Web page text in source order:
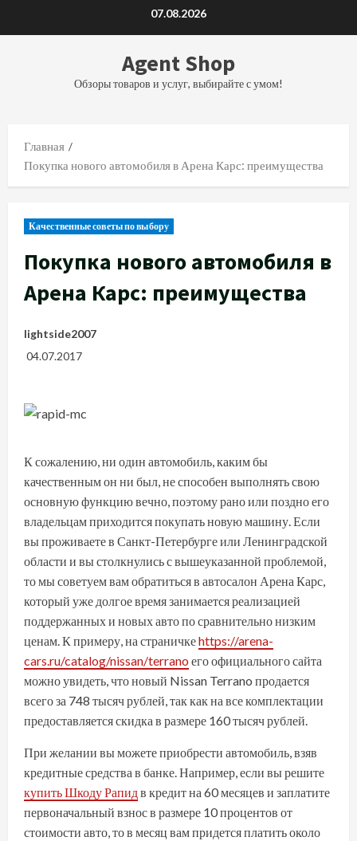
07.08.2026
Agent Shop
Обзоры товаров и услуг, выбирайте с умом!
Главная
Покупка нового автомобиля в Арена Карс: преимущества
Качественные советы по выбору
Покупка нового автомобиля в
Арена Карс: преимущества
lightside2007
04.07.2017
К сожалению, ни один автомобиль, каким бы
качественным он ни был, не способен выполнять свою
основную функцию вечно, поэтому рано или поздно его
владельцам приходится покупать новую машину. Если
вы проживаете в Санкт-Петербурге или Ленинградской
области и вы столкнулись с вышеуказанной проблемой,
то мы советуем вам обратиться в автосалон Арена Карс,
который уже долгое время занимается реализацией
поддержанных и новых авто по сравнительно низким
ценам. К примеру, на страничкеhttps://arena-
cars.ru/catalog/nissan/terrano его официального сайта
можно увидеть, что новый Nissan Terrano продается
всего за 748 тысяч рублей, так как на все комплектации
предоставляется скидка в размере 160 тысяч рублей.
При желании вы можете приобрести автомобиль, взяв
кредитные средства в банке. Например, если вы решите
купить Шкоду Рапидв кредит на 60 месяцев и заплатите
первоначальный взнос в размере 10 процентов от
стоимости авто, то в месяц вам придется платить около